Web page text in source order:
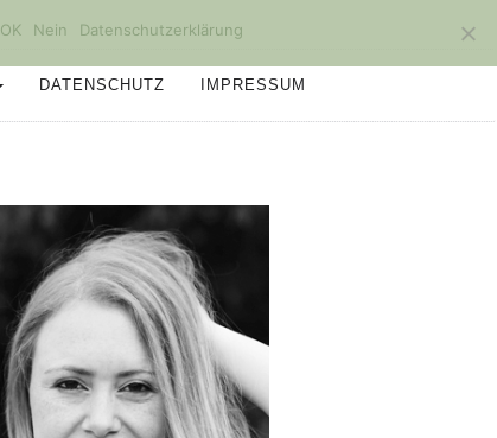
DATENSCHUTZ IMPRESSUM
OK Nein Datenschutzerklärung